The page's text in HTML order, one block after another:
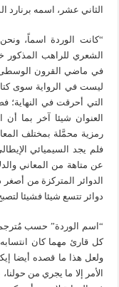
الثاني عشر، اسمه برنارد
“كانت الوردة اسماً،
الشعري للراهب المذكور
في ماضي القرون الوسطى.
ليست في الرواية سوى كتاب
التي أحرقت في
العنوان شيئا آخر بما
رمزية محمَّلة بمختلف
فلم يجد السيميائي
عن متاهة من المعاني
الدوائر المتركزة من
دوائر تتسع شيئا فشيئا لتصبح
“اسم الوردة” حسب مُترجم
كل قارئ مهما كان
ولعل هذا ما قصده أيضا
الأمر إلا ما يجري من حولنا،